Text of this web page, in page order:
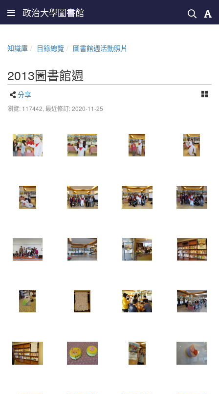
政治大學圖書館
知識庫 目錄總覽 圖書館週活動照片
2013圖書館週
分享
瀏覽: 117442, 最近修訂: 2020-11-25